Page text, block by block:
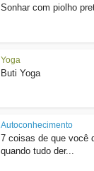
Sonhar com piolho
Yoga
Buti Yoga
Autoconhecimento
7 coisas de que você
quando tudo der...